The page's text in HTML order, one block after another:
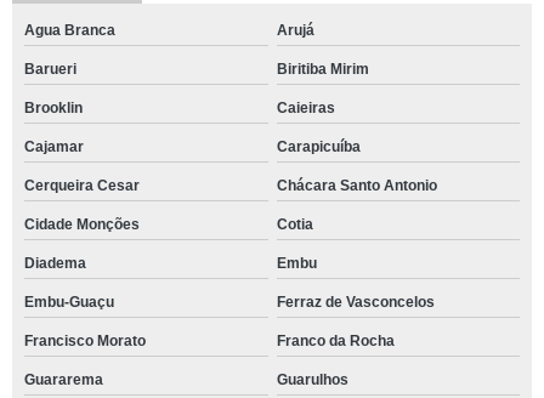
Agua Branca Arujá
Barueri Biritiba Mirim
Brooklin Caieiras
Cajamar Carapicuíba
Cerqueira Cesar Chácara Santo Antonio
Cidade Monções Cotia
Diadema Embu
Embu-Guaçu Ferraz de Vasconcelos
Francisco Morato Franco da Rocha
Guararema Guarulhos